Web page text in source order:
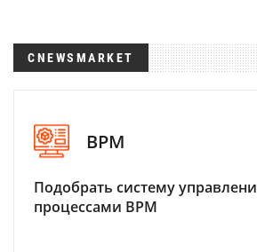
CNEWSMARKET
BPM
Подобрать систему
процессами BPM